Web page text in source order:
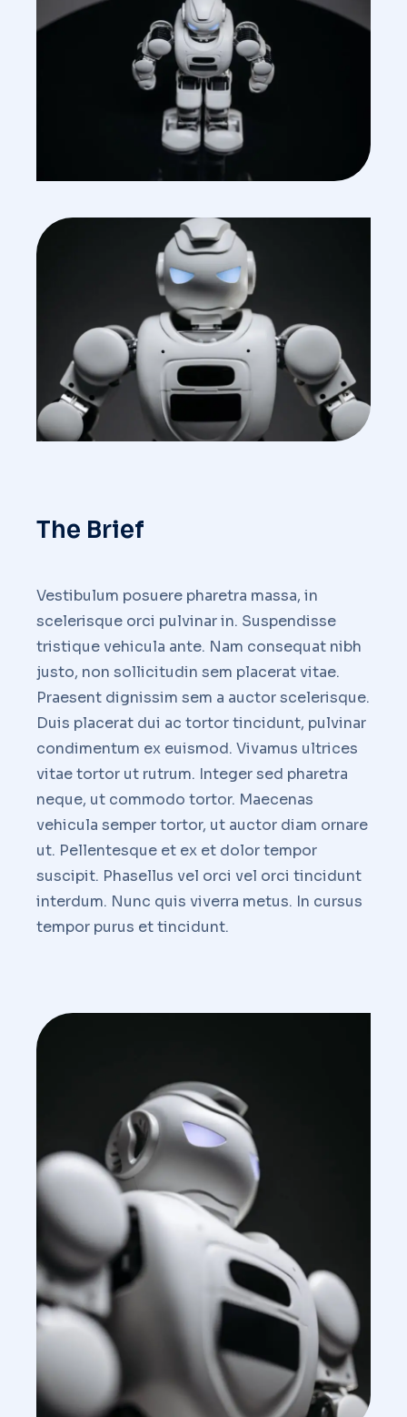
The Brief
Vestibulum posuere pharetra massa, in
scelerisque orci pulvinar in. Suspendisse
tristique vehicula ante. Nam consequat nibh
justo, non sollicitudin sem placerat vitae.
Praesent dignissim sem a auctor scelerisque.
Duis placerat dui ac tortor tincidunt, pulvinar
condimentum ex euismod. Vivamus ultrices
vitae tortor ut rutrum. Integer sed pharetra
neque, ut commodo tortor. Maecenas
vehicula semper tortor, ut auctor diam ornare
ut. Pellentesque et ex et dolor tempor
suscipit. Phasellus vel orci vel orci tincidunt
interdum. Nunc quis viverra metus. In cursus
tempor purus et tincidunt.